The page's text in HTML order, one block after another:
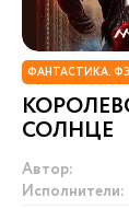
ФАНТАСТИКА.
СОЛНЦЕ
Автор:
Исполнители: